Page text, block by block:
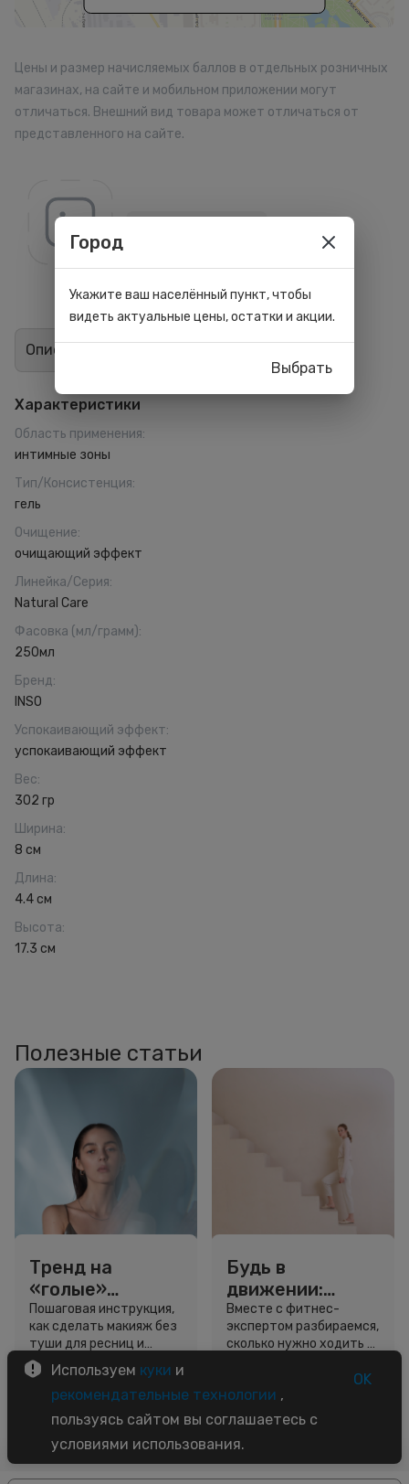
Цены и размер начисляемых баллов в отдельных розничных
магазинах, на сайте и мобильном приложении могут
отличаться. Внешний вид товара может отличаться от
представленного на сайте.
Описание
Характеристики
Область применения:
интимные зоны
Тип/Консистенция:
гель
Очищение:
очищающий эффект
Линейка/Серия:
Natural Care
Фасовка (мл/грамм):
250мл
Бренд:
INSO
Успокаивающий эффект:
успокаивающий эффект
Вес:
302 гр
Ширина:
8 см
Длина:
4.4 см
Высота:
17.3 см
Полезные статьи
Тренд на
«голые»
ресницы: как
выглядеть
свежо, не
используя тушь
Пошаговая инструкция,
как сделать макияж без
туши для ресниц и
звёздный образ для
вдохновения.
3 минуты
Будь в
движении:
сколько нужно
шагов для
красоты и
Вместе с фитнес-
экспертом разбираемся,
сколько нужно ходить и
5 минут
Используем куки и
рекомендательные технологии ,
пользуясь сайтом вы соглашаетесь с
условиями использования.
OK
Город
Укажите ваш населённый пункт, чтобы
видеть актуальные цены, остатки и акции.
Выбрать